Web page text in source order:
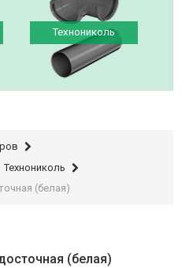
Технониколь
Технониколь
(белая)
(белая)